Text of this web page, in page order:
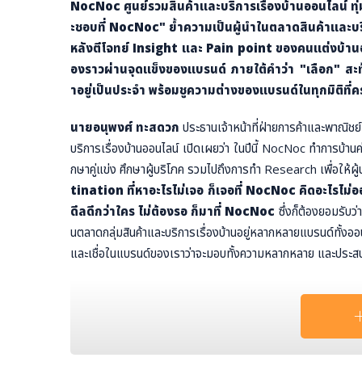
NocNoc ศูนย์รวมสินค้าและบริการเรื่องบ้านออนไลน์
ะชอบที่ NocNoc" ย้ำความเป็นผู้นำในตลาดสินค้าแล
หลังตีโจทย์ Insight และ Pain point ของคนแต่งบ้าน
องราวผ่านจุดแข็งของแบรนด์ ภายใต้คำว่า "เลือก" ส
าอยู่เป็นประจำ พร้อมชูความต่างของแบรนด์ในทุกมิติ
นายอนุพงศ์ ทะสดวก ประธานเจ้าหน้าที่ฝ่ายการค้าและพาณิ
บริการเรื่องบ้านออนไลน์ เปิดเผยว่า ในปีนี้ NocNoc ทำการบ้
กษาคู่แข่ง ศึกษาผู้บริโภค รวมไปถึงการทำ Research เพื่อใ
tination ที่หาอะไรไม่เจอ ก็เจอที่ NocNoc คิดอะไรไ
ดีลดีกว่าใคร ไม่ต้องรอ ก็มาที่ NocNoc ซึ่งก็ต้องยอมรับว่
นตลาดกลุ่มสินค้าและบริการเรื่องบ้านอยู่หลากหลายแบรนด์ทั้งอ
และเชื่อในแบรนด์ของเราว่าจะมอบทั้งความหลากหลาย และปร
จากข้อมูลอินไซต์ ทำให้ NocNoc ผุดไอเดียหนังโฆษณาตัวใหม่
เพื่อฮุคกลุ่มคนแต่งบ้านที่ปัจจุบันต่างก็เจอกับปัญหาในการเลือก
ม่มากพอ การบริการเรื่องบ้านที่ไม่ครอบคลุม ซึ่ง NocNoc มอง
บางครั้งเมื่อต้องออกไปซื้อเฟอร์นิเจอร์ ของแต่งบ้าน เครื่องใ